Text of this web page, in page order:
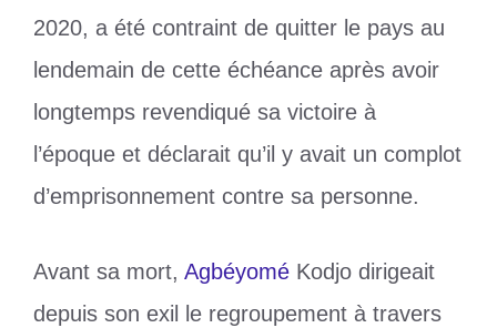
2020, a été contraint de quitter le pays au
lendemain de cette échéance après avoir
longtemps revendiqué sa victoire à
l’époque et déclarait qu’il y avait un complot
d’emprisonnement contre sa personne.
Avant sa mort, Agbéyomé Kodjo dirigeait
depuis son exil le regroupement à travers